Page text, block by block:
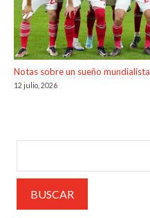
Notas sobre un sueño mundialista
12 julio, 2026